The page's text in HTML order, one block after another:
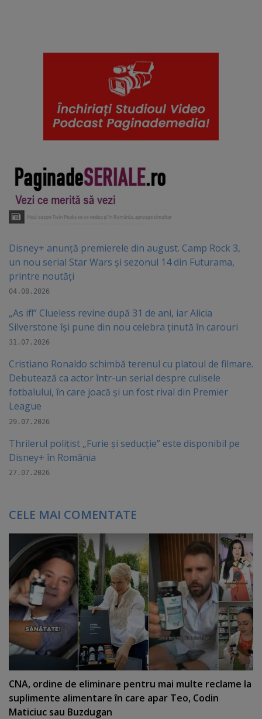
Disney+ anunță premierele din august. Camp Rock 3,
un nou serial Star Wars și sezonul 14 din Futurama,
printre noutăți
04.08.2026
„As if!” Clueless revine după 31 de ani, iar Alicia
Silverstone își pune din nou celebra ținută în carouri
31.07.2026
Cristiano Ronaldo schimbă terenul cu platoul de filmare.
Debutează ca actor într-un serial despre culisele
fotbalului, în care joacă şi un fost rival din Premier
League
29.07.2026
Thrilerul polițist „Furie și seducție” este disponibil pe
Disney+ în România
27.07.2026
CELE MAI COMENTATE
CNA, ordine de eliminare pentru mai multe reclame la
suplimente alimentare în care apar Teo, Codin
Maticiuc sau Buzdugan